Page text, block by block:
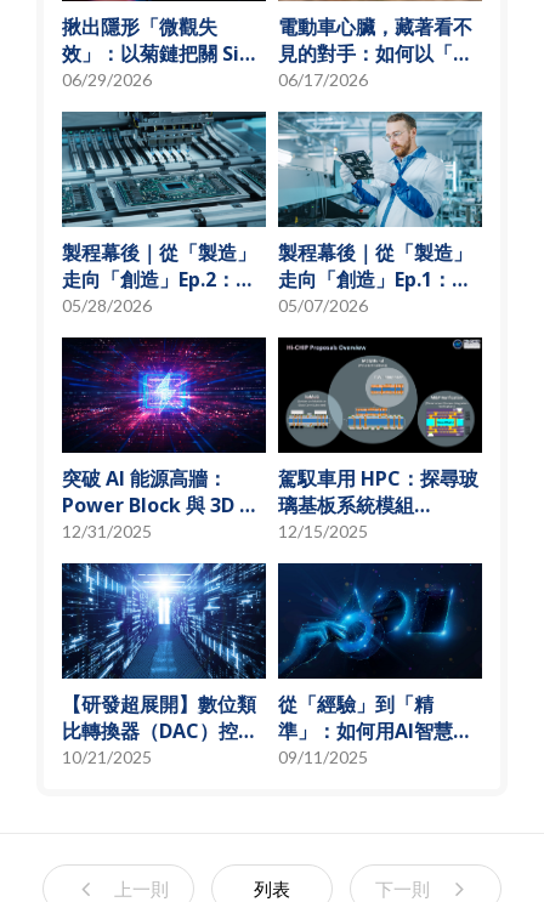
揪出隱形「微觀失
效」：以菊鏈把關 SiP
可靠度測試
06/29/2026
電動車心臟，藏著看不
見的對手：如何以「物
理模型化」破解損耗難
題？
06/17/2026
製程幕後｜從「製造」
走向「創造」Ep.2：
「從無到有」的技術革
新
05/28/2026
製程幕後｜從「製造」
走向「創造」Ep.1：揭
秘 USI技術先行軍
05/07/2026
突破 AI 能源高牆：
Power Block 與 3D 微
小化解決方案
12/31/2025
駕馭車用 HPC：探尋玻
璃基板系統模組
(SoMoG) 技術的「最佳
甜蜜點」
12/15/2025
【研發超展開】數位類
比轉換器（DAC）控制
偏壓電流創新解決方
10/21/2025
從「經驗」到「精
準」：如何用AI智慧演
算法，實現高效射頻預
09/11/2025
上一則 列表 下一則